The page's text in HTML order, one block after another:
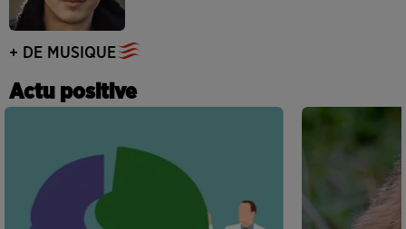
+ DE MUSIQUE
Actu positive